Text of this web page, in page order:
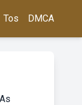
Tos DMCA